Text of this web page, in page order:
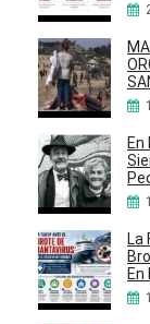
En
La
En